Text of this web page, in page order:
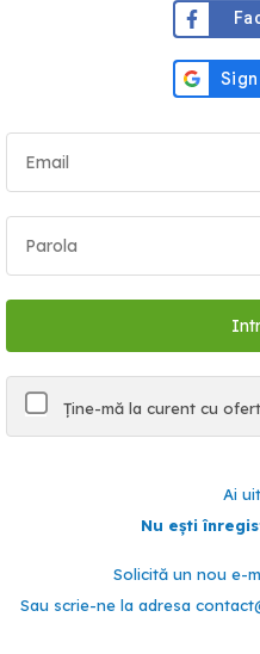
Ține-mă la curent cu
Ai
Nu ești
Solicită un nou e-
Sau scrie-ne la adresa